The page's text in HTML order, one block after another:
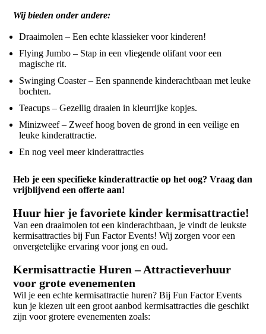
Wij bieden onder andere:
Draaimolen – Een echte klassieker voor kinderen!
Flying Jumbo – Stap in een vliegende olifant voor een
magische rit.
Swinging Coaster – Een spannende kinderachtbaan met leuke
bochten.
Teacups – Gezellig draaien in kleurrijke kopjes.
Minizweef – Zweef hoog boven de grond in een veilige en
leuke kinderattractie.
En nog veel meer kinderattracties
Heb je een specifieke kinderattractie op het oog? Vraag dan
vrijblijvend een offerte aan!
Huur hier je favoriete kinder kermisattractie!
Van een draaimolen tot een kinderachtbaan, je vindt de leukste
kermisattracties bij Fun Factor Events! Wij zorgen voor een
onvergetelijke ervaring voor jong en oud.
Kermisattractie Huren – Attractieverhuur
voor grote evenementen
Wil je een echte kermisattractie huren? Bij Fun Factor Events
kun je kiezen uit een groot aanbod kermisattracties die geschikt
zijn voor grotere evenementen zoals: